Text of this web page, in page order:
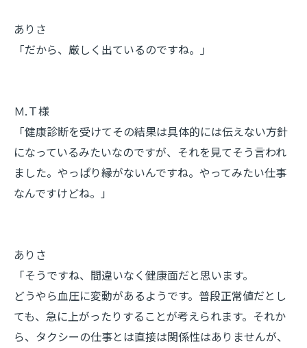
ありさ
「だから、厳しく出ているのですね。」
Ｍ.Ｔ様
「健康診断を受けてその結果は具体的には伝えない方針
になっているみたいなのですが、それを見てそう言われ
ました。やっぱり縁がないんですね。やってみたい仕事
なんですけどね。」
ありさ
「そうですね、間違いなく健康面だと思います。
どうやら血圧に変動があるようです。普段正常値だとし
ても、急に上がったりすることが考えられます。それか
ら、タクシーの仕事とは直接は関係性はありませんが、